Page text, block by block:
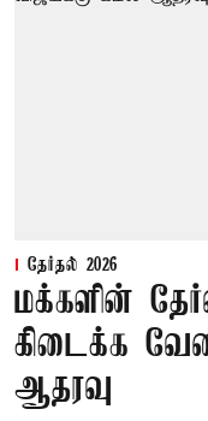
தேர்தல் 2026
மக்களின்
கிடைக்க
ஆதரவு